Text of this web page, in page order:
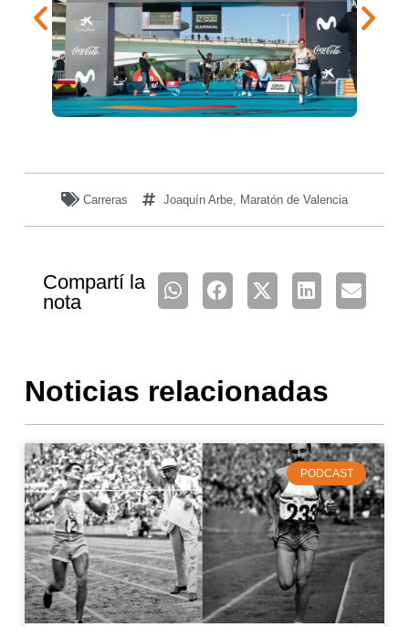
Carreras Joaquín Arbe Maratón de Valencia
Compartí la
nota
Noticias relacionadas
PODCAST